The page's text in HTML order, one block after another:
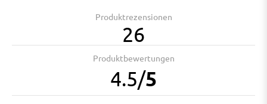
Produktrezensionen
26
Produktbewertungen
4.5/5